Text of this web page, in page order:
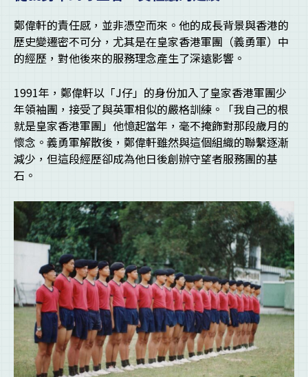
鄭偉軒的責任感，並非憑空而來。他的成長背景與香港的
歷史變遷密不可分，尤其是在皇家香港軍團（義勇軍）中
的經歷，對他後來的服務理念產生了深遠影響。
1991年，鄭偉軒以「J仔」的身份加入了皇家香港軍團少
年領袖團，接受了與英軍相似的嚴格訓練。「我自己的根
就是皇家香港軍團」他憶起當年，毫不掩飾對那段歲月的
懷念。義勇軍解散後，鄭偉軒雖然與這個組織的聯繫逐漸
減少，但這段經歷卻成為他日後創辦守望者服務團的基
石。